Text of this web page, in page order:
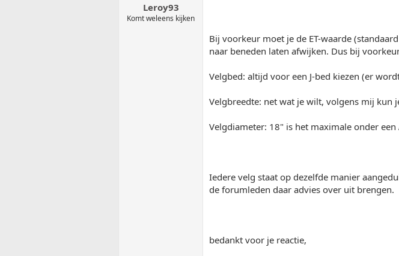
Leroy93
Komt weleens kijken
Bij voorkeur moet je de ET-waarde
naar beneden laten afwijken. Dus bij
Velgbed: altijd voor een J-bed kiezen (er
Velgbreedte: net wat je wilt, volgens mij kun
Velgdiameter: 18" is het maximale onder een
Iedere velg staat op dezelfde manier
de forumleden daar advies over uit brengen.
bedankt voor je reactie,